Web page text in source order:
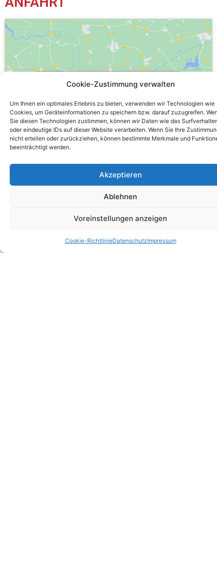
Cookie-Zustimmung verwalten
Um Ihnen ein optimales Erlebnis zu bieten, verwenden wir Technologien wie
Cookies, um Geräteinformationen zu speichern bzw. darauf zuzugreifen.
Sie diesen Technologien zustimmen, können wir Daten wie das
oder eindeutige IDs auf dieser Website verarbeiten. Wenn Sie Ihre
nicht erteilen oder zurückziehen, können bestimmte Merkmale und
beeinträchtigt werden.
Akzeptieren
Ablehnen
Voreinstellungen anzeigen
Cookie-RichtlinieDatenschutzImpressum
Klicken Sie, um Marketing Cookies zu
aktivieren